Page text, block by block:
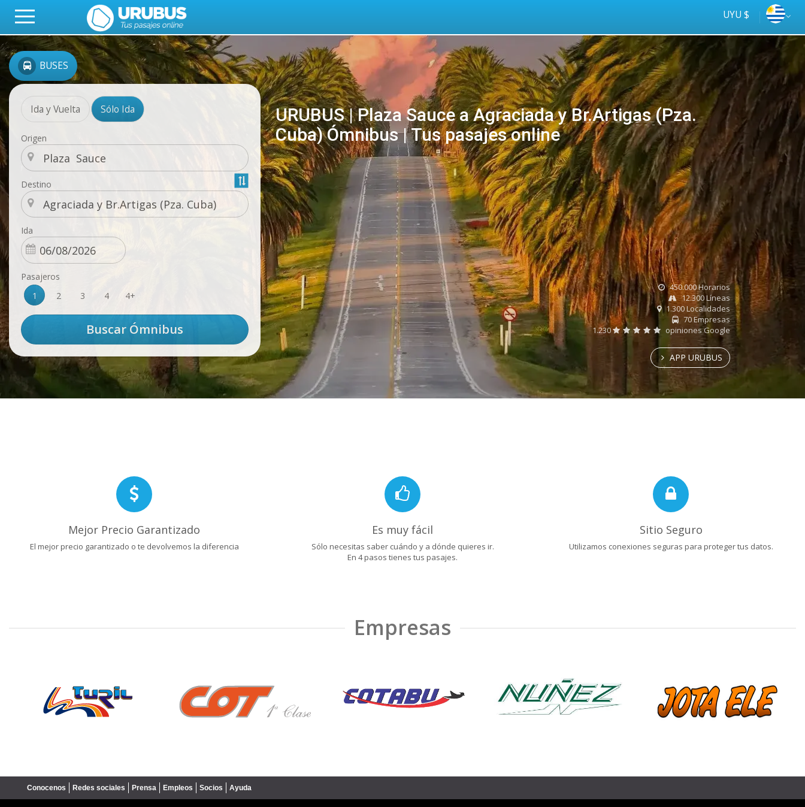
UYU $
BUSES
Ida y Vuelta Sólo Ida
Origen
Destino
Ida
Pasajeros
1
2 3 4 4+
URUBUS | Plaza Sauce a Agraciada y Br.Artigas (Pza.
Cuba) Ómnibus | Tus pasajes online
online
Tus
ómnibus
450.000 Horarios
12.300 Líneas
1.300 Localidades
70 Empresas
1.230
opiniones Google
APP URUBUS
Mejor Precio Garantizado
El mejor precio garantizado o te devolvemos la diferencia
Es muy fácil
Sólo necesitas saber cuándo y a dónde quieres ir.
En 4 pasos tienes tus pasajes.
Sitio Seguro
Utilizamos conexiones seguras para proteger tus datos.
Empresas
Conocenos Redes sociales Prensa Empleos Socios Ayuda